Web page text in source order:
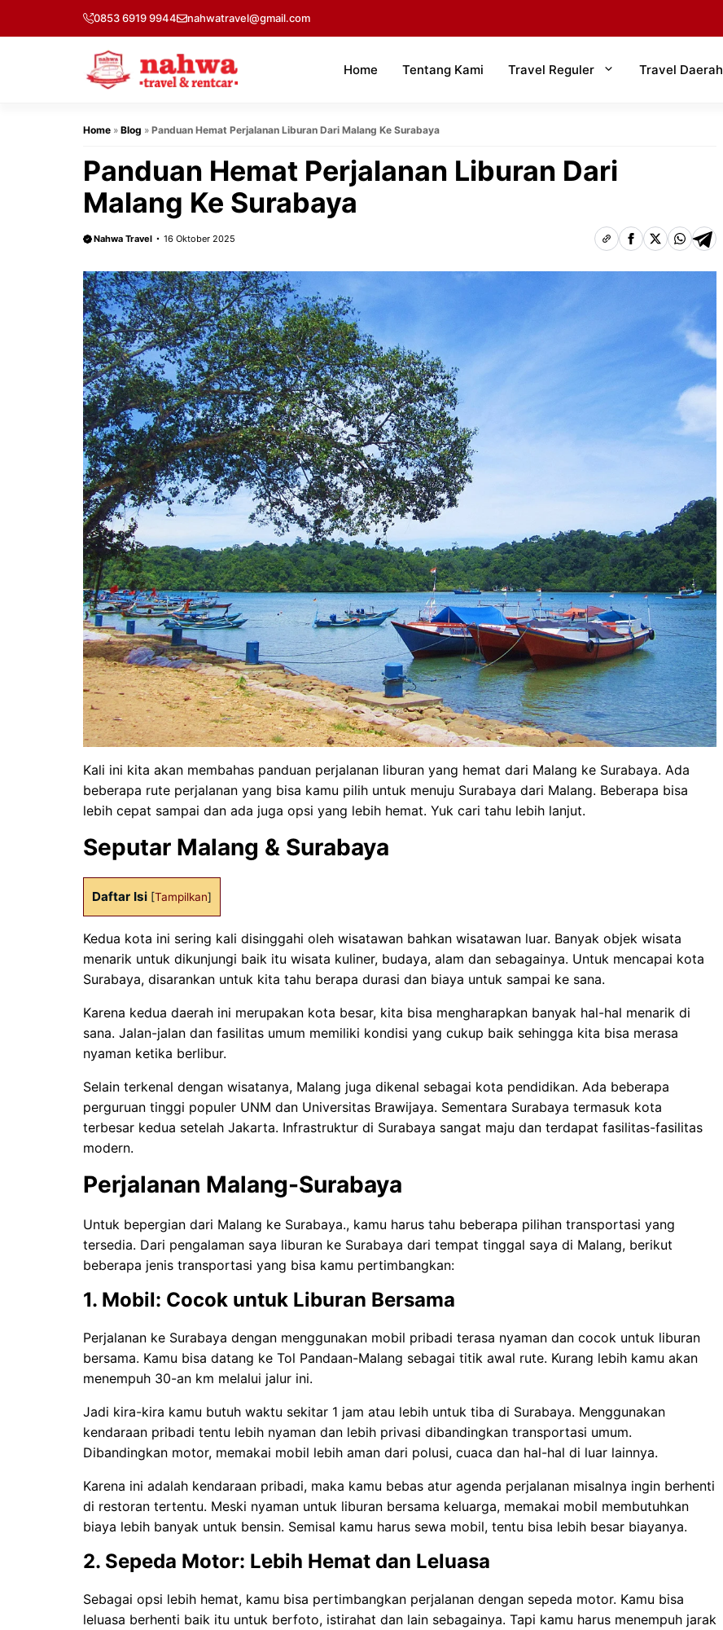
0853 6919 9944 nahwatravel@gmail.com
Home Tentang Kami Travel Reguler Travel Daerah
Home » Blog » Panduan Hemat Perjalanan Liburan Dari Malang Ke Surabaya
Panduan Hemat Perjalanan Liburan Dari
Malang Ke Surabaya
Nahwa Travel 16 Oktober 2025
Kali ini kita akan membahas panduan perjalanan liburan yang hemat dari Malang ke Surabaya. Ada
beberapa rute perjalanan yang bisa kamu pilih untuk menuju Surabaya dari Malang. Beberapa bisa
lebih cepat sampai dan ada juga opsi yang lebih hemat. Yuk cari tahu lebih lanjut.
Seputar Malang & Surabaya
Daftar Isi [Tampilkan]
Kedua kota ini sering kali disinggahi oleh wisatawan bahkan wisatawan luar. Banyak objek wisata
menarik untuk dikunjungi baik itu wisata kuliner, budaya, alam dan sebagainya. Untuk mencapai kota
Surabaya, disarankan untuk kita tahu berapa durasi dan biaya untuk sampai ke sana.
Karena kedua daerah ini merupakan kota besar, kita bisa mengharapkan banyak hal-hal menarik di
sana. Jalan-jalan dan fasilitas umum memiliki kondisi yang cukup baik sehingga kita bisa merasa
nyaman ketika berlibur.
Selain terkenal dengan wisatanya, Malang juga dikenal sebagai kota pendidikan. Ada beberapa
perguruan tinggi populer UNM dan Universitas Brawijaya. Sementara Surabaya termasuk kota
terbesar kedua setelah Jakarta. Infrastruktur di Surabaya sangat maju dan terdapat fasilitas-fasilitas
modern.
Perjalanan Malang-Surabaya
Untuk bepergian dari Malang ke Surabaya., kamu harus tahu beberapa pilihan transportasi yang
tersedia. Dari pengalaman saya liburan ke Surabaya dari tempat tinggal saya di Malang, berikut
beberapa jenis transportasi yang bisa kamu pertimbangkan:
1. Mobil: Cocok untuk Liburan Bersama
Perjalanan ke Surabaya dengan menggunakan mobil pribadi terasa nyaman dan cocok untuk liburan
bersama. Kamu bisa datang ke Tol Pandaan-Malang sebagai titik awal rute. Kurang lebih kamu akan
menempuh 30-an km melalui jalur ini.
Jadi kira-kira kamu butuh waktu sekitar 1 jam atau lebih untuk tiba di Surabaya. Menggunakan
kendaraan pribadi tentu lebih nyaman dan lebih privasi dibandingkan transportasi umum.
Dibandingkan motor, memakai mobil lebih aman dari polusi, cuaca dan hal-hal di luar lainnya.
Karena ini adalah kendaraan pribadi, maka kamu bebas atur agenda perjalanan misalnya ingin berhenti
di restoran tertentu. Meski nyaman untuk liburan bersama keluarga, memakai mobil membutuhkan
biaya lebih banyak untuk bensin. Semisal kamu harus sewa mobil, tentu bisa lebih besar biayanya.
2. Sepeda Motor: Lebih Hemat dan Leluasa
Sebagai opsi lebih hemat, kamu bisa pertimbangkan perjalanan dengan sepeda motor. Kamu bisa
leluasa berhenti baik itu untuk berfoto, istirahat dan lain sebagainya. Tapi kamu harus menempuh jarak